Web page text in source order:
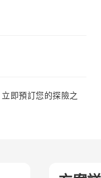
即預訂您的探險之